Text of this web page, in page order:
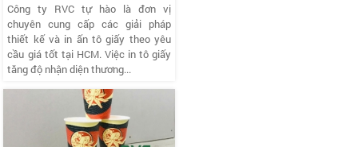
Công ty RVC tự hào là đơn vị
chuyên cung cấp các giải pháp
thiết kế và in ấn tô giấy theo yêu
cầu giá tốt tại HCM. Việc in tô giấy
tăng độ nhận diện thương...